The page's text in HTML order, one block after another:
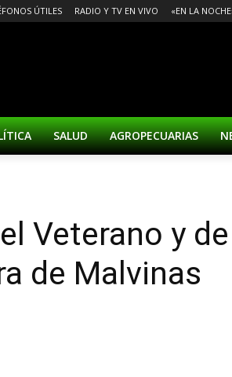
ÚTILES RADIO Y TV EN VIVO «EN LA
SALUD AGROPECUARIAS
Veterano y de
de Malvinas